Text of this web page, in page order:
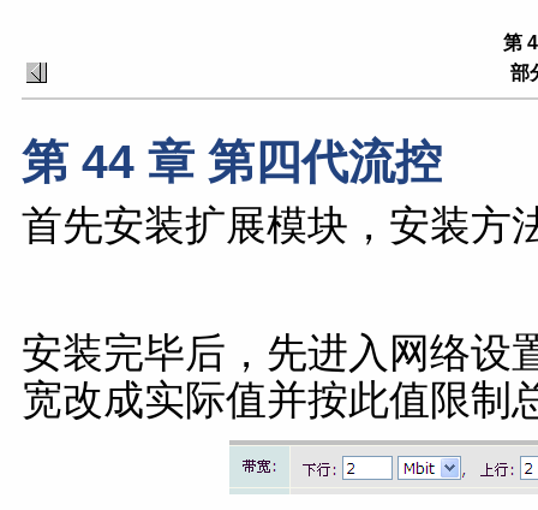
第
部
第 44 章 第四代流控
首先安装扩展模块，安装方
安装完毕后，先进入网络设
宽改成实际值并按此值限制